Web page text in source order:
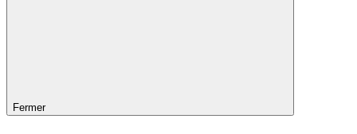
Fermer